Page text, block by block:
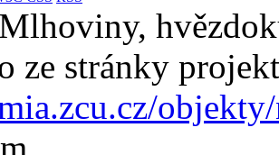
Mlhoviny,
ze stránky